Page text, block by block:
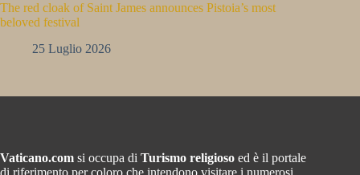
The red cloak of Saint James announces Pistoia’s most
beloved festival
25 Luglio 2026
Vaticano.com si occupa di Turismo religioso ed è il portale
di riferimento per coloro che intendono visitare i numerosi